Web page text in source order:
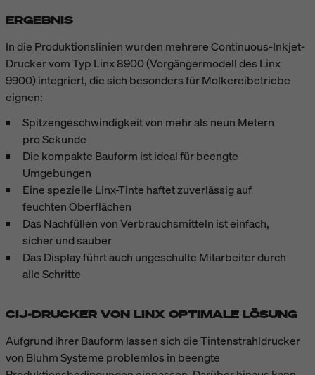
ERGEBNIS
In die Produktionslinien wurden mehrere Continuous-Inkjet-
Drucker vom Typ Linx 8900 (Vorgängermodell des Linx
9900) integriert, die sich besonders für Molkereibetriebe
eignen:
Spitzengeschwindigkeit von mehr als neun Metern
pro Sekunde
Die kompakte Bauform ist ideal für beengte
Umgebungen
Eine spezielle Linx-Tinte haftet zuverlässig auf
feuchten Oberflächen
Das Nachfüllen von Verbrauchsmitteln ist einfach,
sicher und sauber
Das Display führt auch ungeschulte Mitarbeiter durch
alle Schritte
CIJ-DRUCKER VON LINX OPTIMALE LÖSUNG
Aufgrund ihrer Bauform lassen sich die Tintenstrahldrucker
von Bluhm Systeme problemlos in beengte